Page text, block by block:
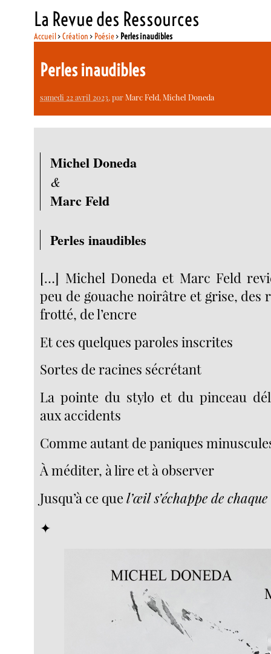
La Revue des Ressources
Accueil>Création > Poésie> Perles inaudibles
Perles inaudibles
samedi 22 avril 2023, parMarc Feld,Michel Doneda
Michel Doneda
&
Marc Feld
Perles inaudibles
[…] Michel Doneda et Marc Feld
peu de gouache noirâtre et grise, des
frotté, de l’encre
Et ces quelques paroles inscrites
Sortes de racines sécrétant
La pointe du stylo et du pinceau
aux accidents
Comme autant de paniques
À méditer, à lire et à observer
Jusqu’à ce quel’œil s’échappe de
✦